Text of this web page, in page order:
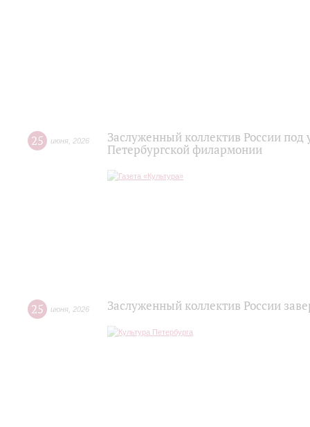
25 июня 2026
Заслуженный коллектив России
Петербургской филармонии
25 июня 2026 Заслуженный коллектив России